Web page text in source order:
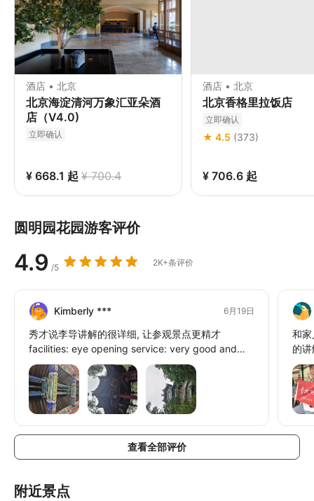
酒店 • 北京
北京海淀清河万象汇亚朵酒
店（V4.0)
立即确认
¥ 668.1 起 ¥ 700.4
酒店 • 北京
北京香格里拉饭店
立即确认
★ 4.5 (373)
¥ 706.6 起
圆明园花园游客评价
4.9 /5 2K+条评价
Kimberly *** 6月19日
秀才说李导讲解的很详细, 让参观景点更精才
facilities: eye opening service: very good and
detailed
和家
的
查看全部评价
附近景点